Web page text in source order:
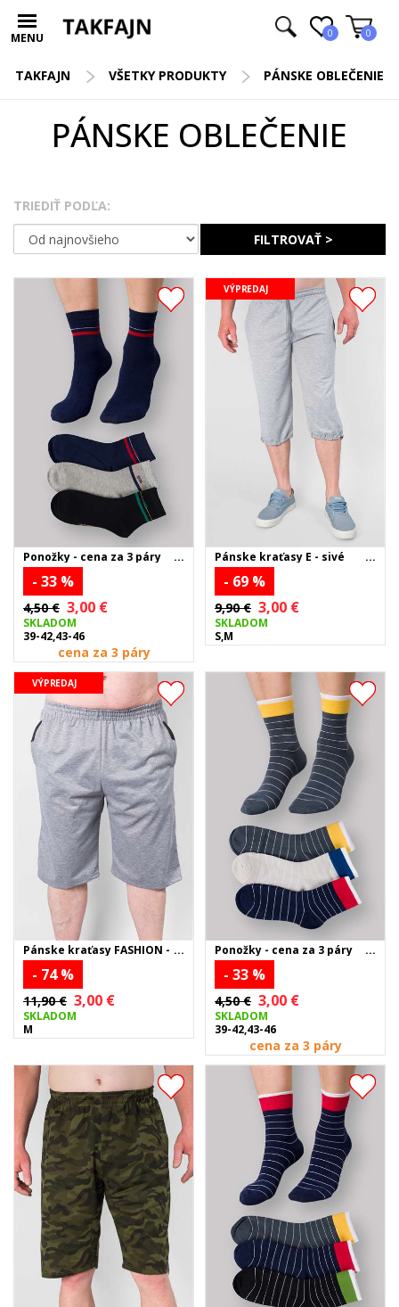
MENU 0 0
TAKFAJN VŠETKY PRODUKTY PÁNSKE OBLEČENIE
PÁNSKE OBLEČENIE
TRIEDIŤ PODĽA:
FILTROVAŤ >
Ponožky - cena za 3 páry
- 33 %
4,50 € 3,00 €
SKLADOM
39-42,43-46
cena za 3 páry
VÝPREDAJ
Pánske kraťasy E - sivé
- 69 %
9,90 € 3,00 €
SKLADOM
S,M
VÝPREDAJ
Pánske kraťasy FASHION -
svetlosivé
- 74 %
11,90 € 3,00 €
SKLADOM
M
Ponožky - cena za 3 páry
- 33 %
4,50 € 3,00 €
SKLADOM
39-42,43-46
cena za 3 páry